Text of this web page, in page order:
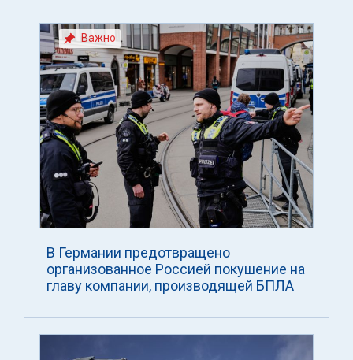
Важно
В Германии предотвращено
организованное Россией покушение на
главу компании, производящей БПЛА